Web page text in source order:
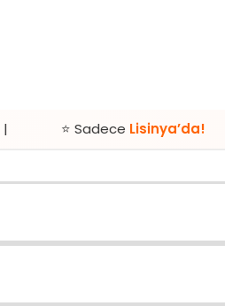
⭐ Sadece Lisinya’da!